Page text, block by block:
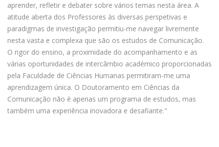
aprender, refletir e debater sobre vários temas nesta área. A
atitude aberta dos Professores às diversas perspetivas e
paradigmas de investigação permitiu-me navegar livremente
nesta vasta e complexa que são os estudos de Comunicação.
O rigor do ensino, a proximidade do acompanhamento e as
várias oportunidades de intercâmbio académico proporcionadas
pela Faculdade de Ciências Humanas permitiram-me uma
aprendizagem única. O Doutoramento em Ciências da
Comunicação não é apenas um programa de estudos, mas
também uma experiência inovadora e desafiante."